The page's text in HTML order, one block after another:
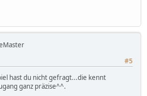
#5
hast du nicht gefragt...die kennt
ganz präzise^^.